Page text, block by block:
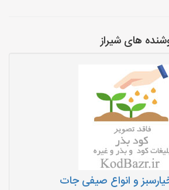
های شیراز
و انواع صیفی جات